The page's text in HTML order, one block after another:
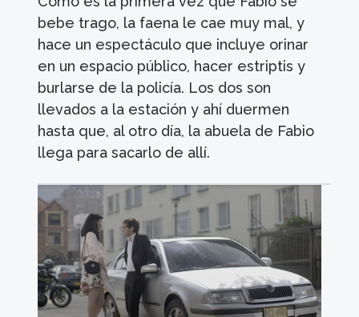
bebe trago, la faena le cae muy mal, y
hace un espectáculo que incluye orinar
en un espacio público, hacer estriptis y
burlarse de la policía. Los dos son
llevados a la estación y ahí duermen
hasta que, al otro día, la abuela de Fabio
llega para sacarlo de allí.